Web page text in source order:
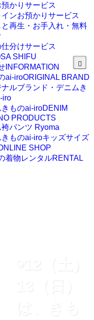
かりサービス
ンお預かりサービス
と再生・お手入れ・無料
分けサービス
SHIFU
INFORMATION
ai-iroORIGINAL BRAND
ルブランド・デニムき
iro
きものai-iroDENIM
PRODUCTS
パンツ Ryoma
きものai-iroキッズサイズ
SHOP
着物レンタルRENTAL
◉12（土）
13（日）
は、きも